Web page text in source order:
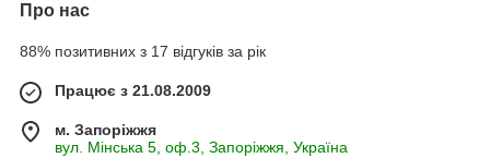
Про нас
88% позитивних з 17 відгуків за рік
Працює з 21.08.2009
м. Запоріжжя
вул. Мінська 5, оф.3, Запоріжжя, Україна